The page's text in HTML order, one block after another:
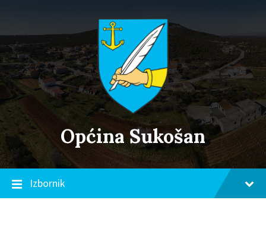
navigation
Općina Sukošan
Izbornik